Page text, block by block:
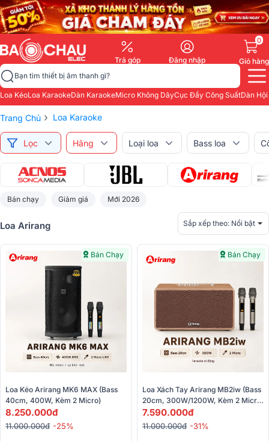
Trả góp Đăng nhập
0
Giỏ hàng
Bạn tìm thiết bị âm thanh gì?
Loa KéoLoa KaraokeDàn KaraokeMicro Không DâyCục Đẩy Công SuấtDàn
Trang Chủ › Loa Karaoke
Lọc Hãng Loại loa Bass loa
Bán chạy Giảm giá Mới 2026
Loa Arirang Sắp xếp theo: Nổi bật
Bán Chạy
Loa Kéo Arirang MK6 MAX (Bass
40cm, 400W, Kèm 2 Micro)
8.250.000đ
11.000.000đ -25%
Bán Chạy
Loa Xách Tay Arirang MB2iw (bass
20cm, 300W/1200W, Kèm 2 Micro
)7.590.000đ
11.000.000đ -31%